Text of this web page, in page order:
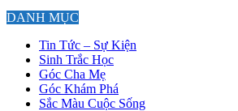
DANH MỤC
Tin Tức – Sự Kiện
Sinh Trắc Học
Góc Cha Mẹ
Góc Khám Phá
Sắc Màu Cuộc Sống